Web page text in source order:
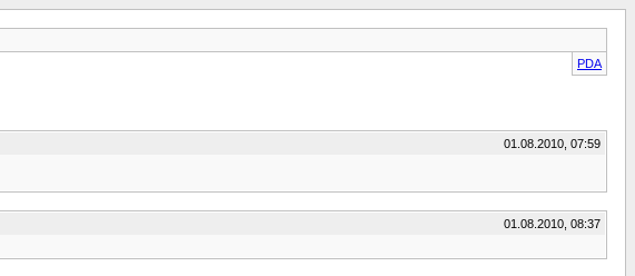
PDA
01.08.2010, 07:59
01.08.2010, 08:37